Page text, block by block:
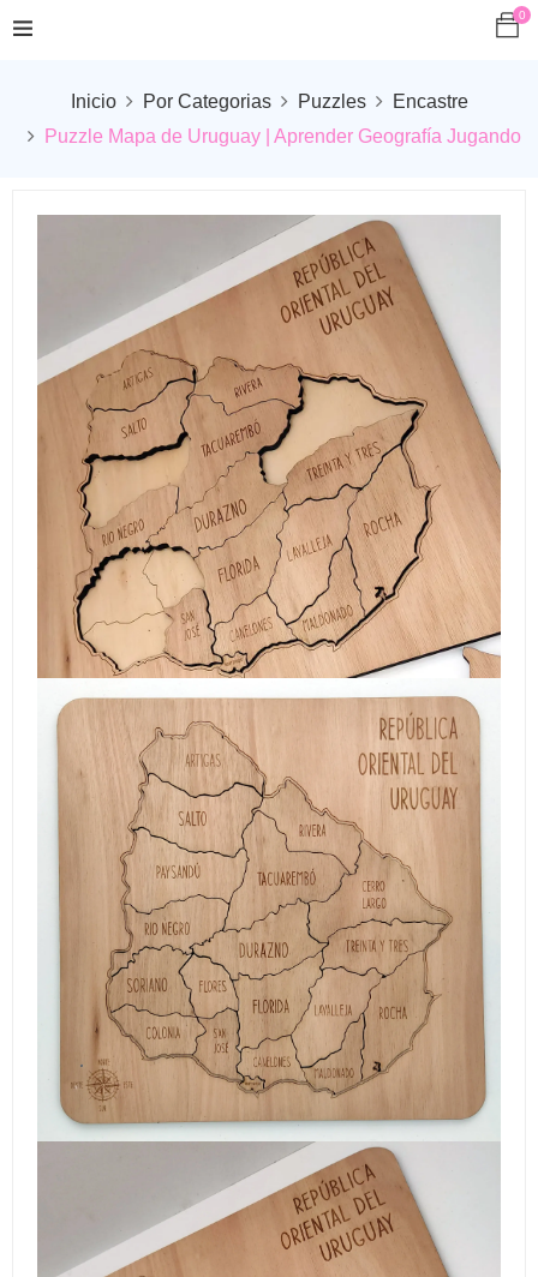
0
Inicio Por Categorias Puzzles
Encastre
Puzzle Mapa de Uruguay | Aprender Geografía Jugando